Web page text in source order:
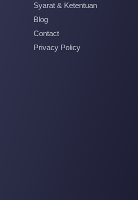
Syarat & Ketentuan
Blog
Contact
Privacy Policy